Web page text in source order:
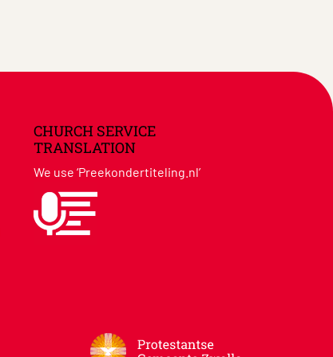
CHURCH SERVICE
TRANSLATION
We use ‘Preekondertiteling.nl’